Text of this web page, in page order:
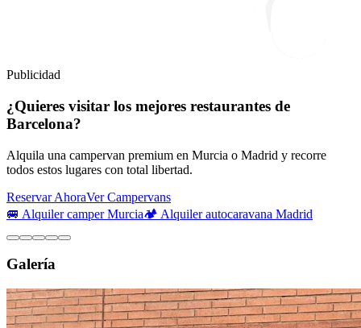
Publicidad
¿Quieres visitar los mejores restaurantes de
Barcelona?
Alquila una campervan premium en Murcia o Madrid y recorre
todos estos lugares con total libertad.
Reservar AhoraVer Campervans
🚐 Alquiler camper Murcia🏕️ Alquiler autocaravana Madrid
Galería